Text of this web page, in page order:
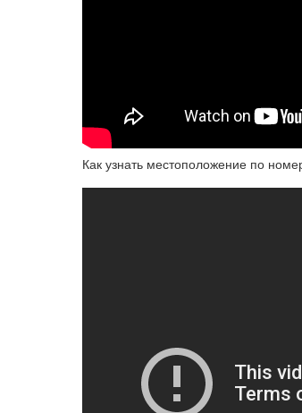
Как узнать местоположение по